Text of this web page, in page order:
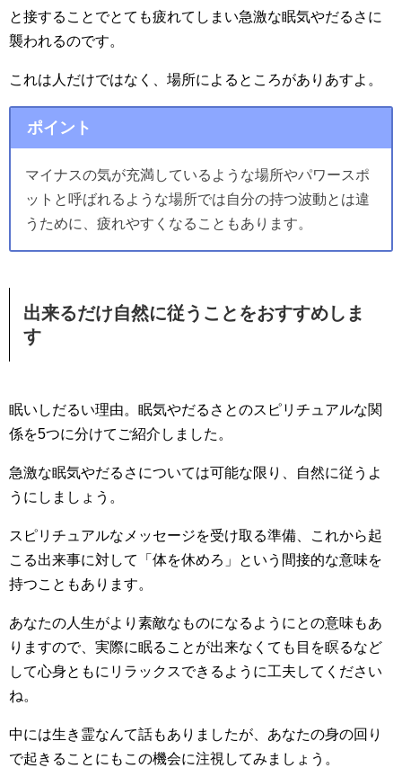
と接することでとても疲れてしまい急激な眠気やだるさに
襲われるのです。
これは人だけではなく、場所によるところがありあすよ。
ポイント
マイナスの気が充満しているような場所やパワースポ
ットと呼ばれるような場所では自分の持つ波動とは違
うために、疲れやすくなることもあります。
出来るだけ自然に従うことをおすすめしま
す
眠いしだるい理由。眠気やだるさとのスピリチュアルな関
係を5つに分けてご紹介しました。
急激な眠気やだるさについては可能な限り、自然に従うよ
うにしましょう。
スピリチュアルなメッセージを受け取る準備、これから起
こる出来事に対して「体を休めろ」という間接的な意味を
持つこともあります。
あなたの人生がより素敵なものになるようにとの意味もあ
りますので、実際に眠ることが出来なくても目を瞑るなど
して心身ともにリラックスできるように工夫してください
ね。
中には生き霊なんて話もありましたが、あなたの身の回り
で起きることにもこの機会に注視してみましょう。